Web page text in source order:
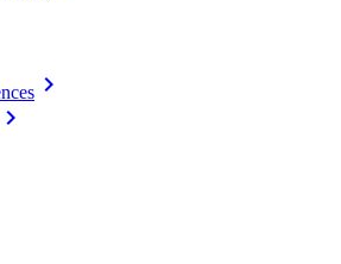
chevron_right
chevron_right